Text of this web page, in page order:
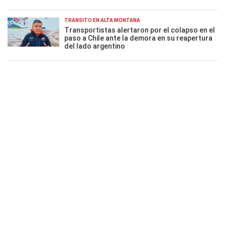
TRÁNSITO EN ALTA MONTAÑA
Transportistas alertaron por el colapso en el
paso a Chile ante la demora en su reapertura
del lado argentino